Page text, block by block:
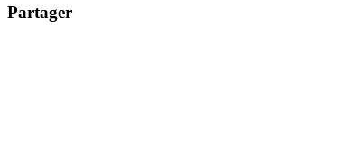
Partager